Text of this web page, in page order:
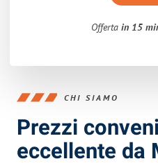
Offerta in 15
CHI SIAMO
Prezzi
eccellente da